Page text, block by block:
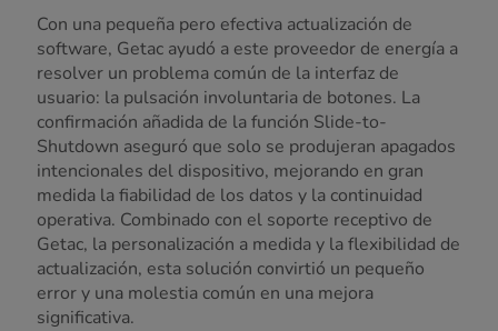
Con una pequeña pero efectiva actualización de
software, Getac ayudó a este proveedor de energía a
resolver un problema común de la interfaz de
usuario: la pulsación involuntaria de botones. La
confirmación añadida de la función Slide-to-
Shutdown aseguró que solo se produjeran apagados
intencionales del dispositivo, mejorando en gran
medida la fiabilidad de los datos y la continuidad
operativa. Combinado con el soporte receptivo de
Getac, la personalización a medida y la flexibilidad de
actualización, esta solución convirtió un pequeño
error y una molestia común en una mejora
significativa.